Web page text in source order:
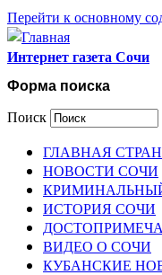
Перейти к основному
Интернет газета Сочи
Форма поиска
Поиск
ГЛАВНАЯ
НОВОСТИ СОЧИ
ИСТОРИЯ СОЧИ
ВИДЕО О СОЧИ
КУБАНСКИЕ